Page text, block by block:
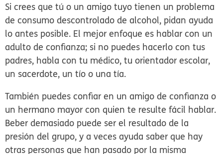
Si crees que tú o un amigo tuyo tienen un problema
de consumo descontrolado de alcohol, pidan ayuda
lo antes posible. El mejor enfoque es hablar con un
adulto de confianza; si no puedes hacerlo con tus
padres, habla con tu médico, tu orientador escolar,
un sacerdote, un tío o una tía.
También puedes confiar en un amigo de confianza o
un hermano mayor con quien te resulte fácil hablar.
Beber demasiado puede ser el resultado de la
presión del grupo, y a veces ayuda saber que hay
otras personas que han pasado por la misma